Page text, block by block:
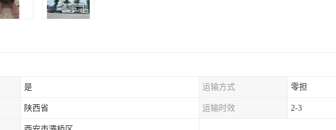
是 运输方式 零担
陕西省 运输时效 2-3